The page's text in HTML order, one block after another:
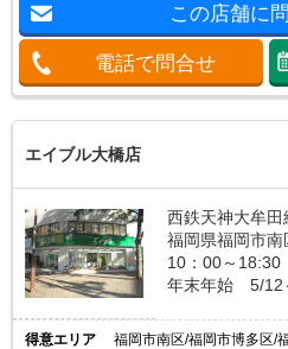
この店舗に
電話で問合せ
エイブル大橋店
西鉄天神大牟
福岡県福岡市
10：00～18:30
年末年始 5/12
得意エリア